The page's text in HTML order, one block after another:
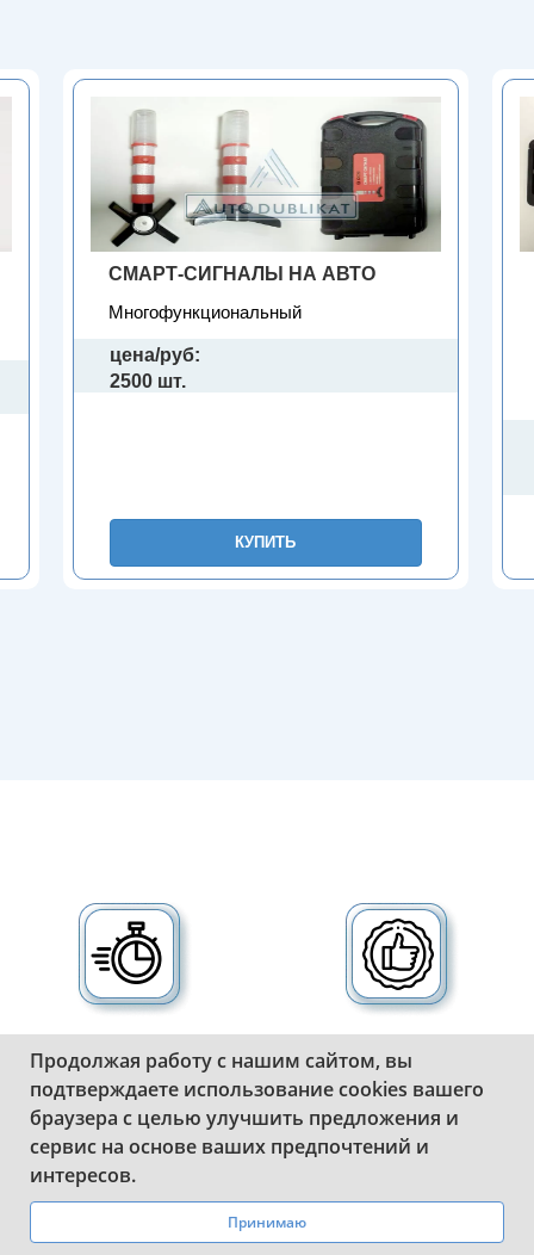
СМАРТ-СИГНАЛЫ НА АВТО
Многофункциональный
цена/руб:
2500 шт.
КУПИТЬ
Быстрое изготовление
дубликатов
госномеров любого
объема.
Гарантия качества.
Штампуем номера из
алюминевого сплава.
Продолжая работу с нашим сайтом, вы
подтверждаете использование cookies вашего
браузера с целью улучшить предложения и
сервис на основе ваших предпочтений и
интересов.
Принимаю
WhatsApp